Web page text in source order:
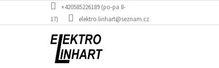
obsah
+420585226189 (po-pa 8-
17)
elektro.linhart@seznam.cz